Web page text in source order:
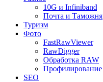
10G и Infiniband
Почта и Таможня
Туризм
Фото
FastRawViewer
RawDigger
Обработка RAW
Профилирование
SEO